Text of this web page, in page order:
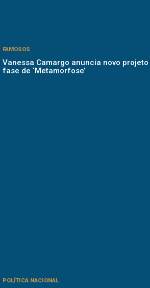
FAMOSOS
Vanessa Camargo anuncia novo
fase de ‘Metamorfose’
POLÍTICA NACIONAL